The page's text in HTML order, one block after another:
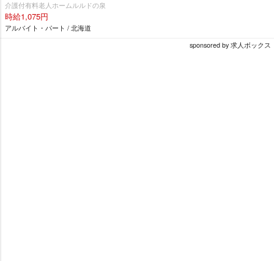
介護付有料老人ホームルルドの泉
時給1,075円
アルバイト・パート / 北海道
sponsored by 求人ボックス